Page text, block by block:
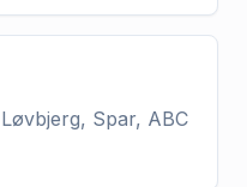
Spar, ABC